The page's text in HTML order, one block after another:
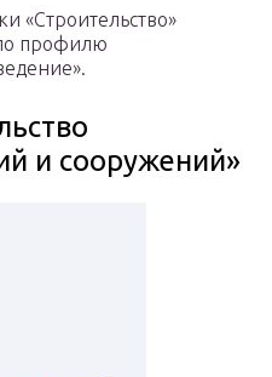
«Строительство»
профилю
и сооружений»